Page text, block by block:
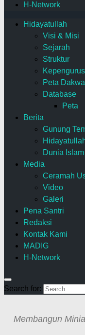
H-Network
Hidayatullah
Visi & Misi
Sejarah
Struktur
Peta
Database
Peta
Berita
Gunung
Dunia Islam
Media
Ceramah
Video
Galeri
Pena Santri
Redaksi
Kontak Kami
MADIG
H-Network
Search for:
Membangun